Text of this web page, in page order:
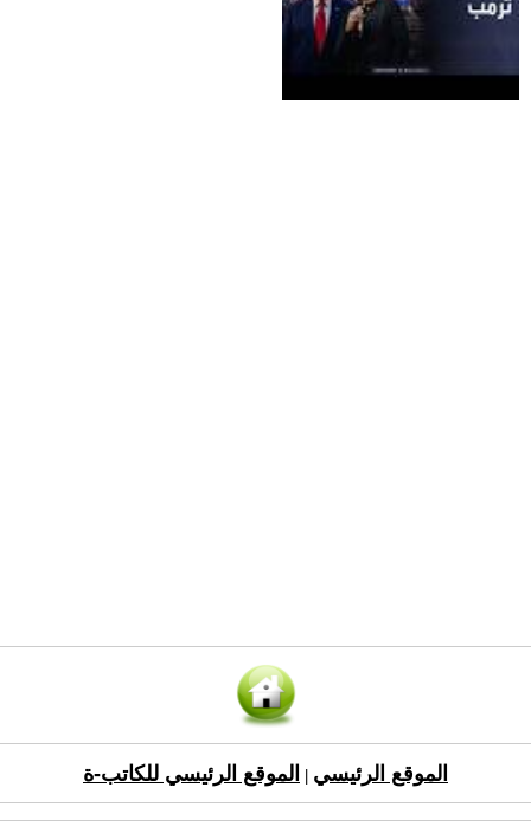
الموقع الرئيسي الموقع الرئيسي للكاتب-ة